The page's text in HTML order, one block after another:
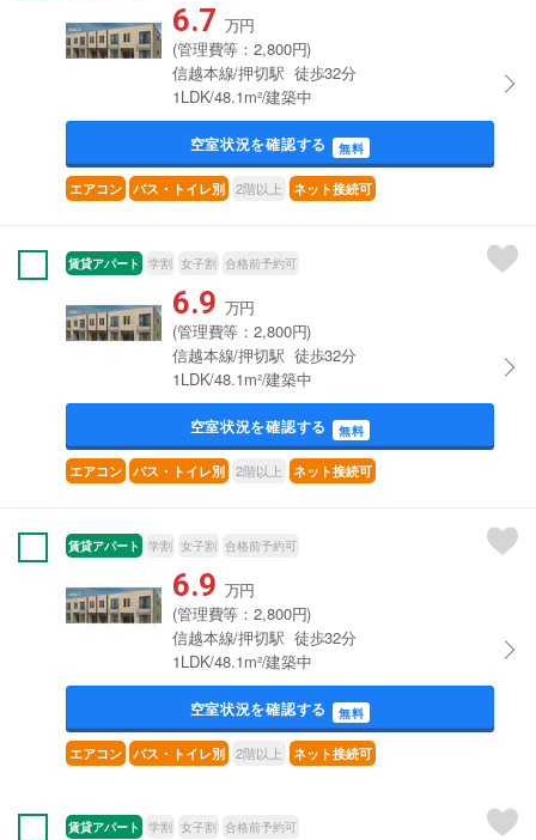
6.7 万円
(管理費等：2,800円)
信越本線/押切駅 徒歩32分
1LDK/48.1m²/建築中
空室状況を確認する 無料
エアコン バス・トイレ別 2階以上 ネット接続可
賃貸アパート 学割 女子割 合格前予約可
6.9 万円
(管理費等：2,800円)
信越本線/押切駅 徒歩32分
1LDK/48.1m²/建築中
空室状況を確認する 無料
エアコン バス・トイレ別 2階以上 ネット接続可
賃貸アパート 学割 女子割 合格前予約可
6.9 万円
(管理費等：2,800円)
信越本線/押切駅 徒歩32分
1LDK/48.1m²/建築中
空室状況を確認する 無料
エアコン バス・トイレ別 2階以上 ネット接続可
賃貸アパート 学割 女子割 合格前予約可